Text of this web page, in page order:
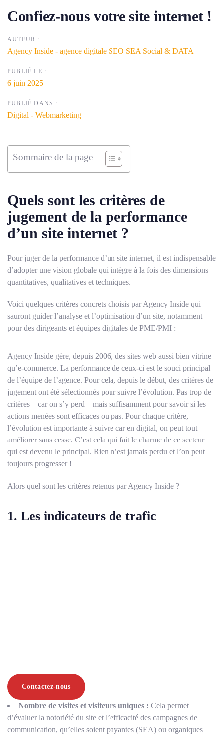
Confiez-nous votre site internet !
AUTEUR :
Agency Inside - agence digitale SEO SEA Social & DATA
PUBLIÉ LE :
6 juin 2025
PUBLIÉ DANS :
Digital - Webmarketing
Sommaire de la page
Quels sont les critères de
jugement de la performance
d’un site internet ?
Pour juger de la performance d’un site internet, il est indispensable
d’adopter une vision globale qui intègre à la fois des dimensions
quantitatives, qualitatives et techniques.
Voici quelques critères concrets choisis par Agency Inside qui
sauront guider l’analyse et l’optimisation d’un site, notamment
pour des dirigeants et équipes digitales de PME/PMI :
Agency Inside gère, depuis 2006, des sites web aussi bien vitrine
qu’e-commerce. La performance de ceux-ci est le souci principal
de l’équipe de l’agence. Pour cela, depuis le début, des critères de
jugement ont été sélectionnés pour suivre l’évolution. Pas trop de
critères – car on s’y perd – mais suffisamment pour savoir si les
actions menées sont efficaces ou pas. Pour chaque critère,
l’évolution est importante à suivre car en digital, on peut tout
améliorer sans cesse. C’est cela qui fait le charme de ce secteur
qui est devenu le principal. Rien n’est jamais perdu et l’on peut
toujours progresser !
Alors quel sont les critères retenus par Agency Inside ?
1. Les indicateurs de trafic
Contactez-nous
Nombre de visites et visiteurs uniques : Cela permet
d’évaluer la notoriété du site et l’efficacité des campagnes de
communication, qu’elles soient payantes (SEA) ou organiques